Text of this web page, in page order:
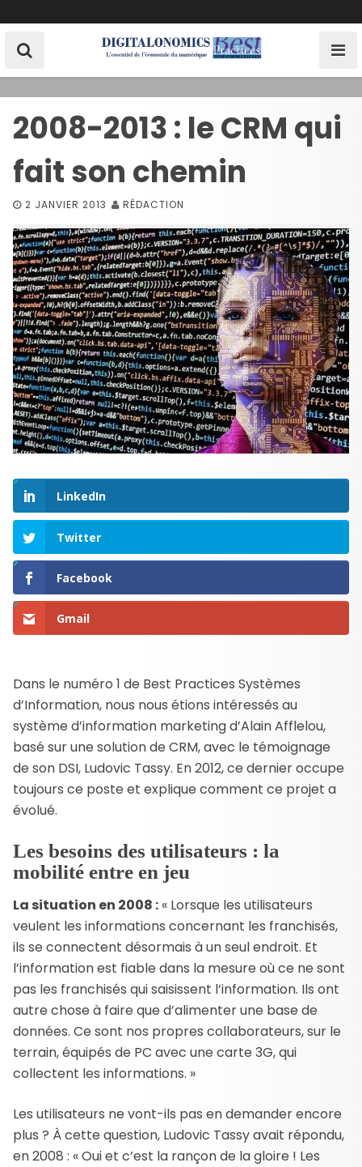
k
2008-2013 : le CRM qui
fait son chemin
2 JANVIER 2013 RÉDACTION
LinkedIn
Twitter
Facebook
Gmail
Dans le numéro 1 de Best Practices Systèmes
d’Information, nous nous étions intéressés au
système d’information marketing d’Alain Afflelou,
basé sur une solution de CRM, avec le témoignage
de son DSI, Ludovic Tassy. En 2012, ce dernier occupe
toujours ce poste et explique comment ce projet a
évolué.
Les besoins des utilisateurs : la
mobilité entre en jeu
La situation en 2008 : « Lorsque les utilisateurs
veulent les informations concernant les franchisés,
ils se connectent désormais à un seul endroit. Et
l’information est fiable dans la mesure où ce ne sont
pas les franchisés qui saisissent l’information. Ils ont
autre chose à faire que d’alimenter une base de
données. Ce sont nos propres collaborateurs, sur le
terrain, équipés de PC avec une carte 3G, qui
collectent les informations. »
Les utilisateurs ne vont-ils pas en demander encore
plus ? À cette question, Ludovic Tassy avait répondu,
en 2008 : « Oui et c’est la rançon de la gloire ! Les